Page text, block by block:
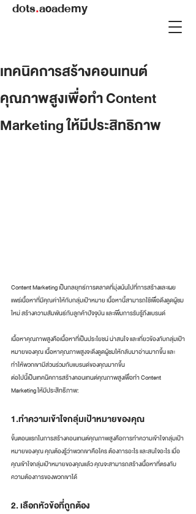
dots.academy
เทคนิคการสร้างคอนเทนต์
คุณภาพสูงเพื่อทำ Content
Marketing ให้มีประสิทธิภาพ
Content Marketing เป็นกลยุทธ์การตลาดที่มุ่งเน้นไปที่การสร้างและเผย
แพร่เนื้อหาที่มีคุณค่าให้กับกลุ่มเป้าหมาย เนื้อหานี้สามารถใช้เพื่อดึงดูดผู้ชม
ใหม่ สร้างความสัมพันธ์กับลูกค้าปัจจุบัน และเพิ่มการรับรู้ถึงแบรนด์
เนื้อหาคุณภาพสูงคือเนื้อหาที่เป็นประโยชน์ น่าสนใจ และเกี่ยวข้องกับกลุ่มเป้า
หมายของคุณ เนื้อหาคุณภาพสูงจะดึงดูดผู้ชมให้กลับมาอ่านมากขึ้น และ
ทำให้พวกเขามีส่วนร่วมกับแบรนด์ของคุณมากขึ้น
ต่อไปนี้เป็นเทคนิคการสร้างคอนเทนต์คุณภาพสูงเพื่อทำ Content
Marketing ให้มีประสิทธิภาพ:
1.ทำความเข้าใจกลุ่มเป้าหมายของคุณ
ขั้นตอนแรกในการสร้างคอนเทนต์คุณภาพสูงคือการทำความเข้าใจกลุ่มเป้า
หมายของคุณ คุณต้องรู้ว่าพวกเขาคือใคร ต้องการอะไร และสนใจอะไร เมื่อ
คุณเข้าใจกลุ่มเป้าหมายของคุณแล้ว คุณจะสามารถสร้างเนื้อหาที่ตรงกับ
ความต้องการของพวกเขาได้
2. เลือกหัวข้อที่ถูกต้อง